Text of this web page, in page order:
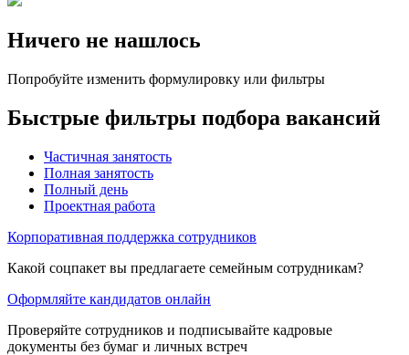
Ничего не нашлось
Попробуйте изменить формулировку или фильтры
Быстрые фильтры подбора вакансий
Частичная занятость
Полная занятость
Полный день
Проектная работа
Корпоративная поддержка сотрудников
Какой соцпакет вы предлагаете семейным сотрудникам?
Оформляйте кандидатов онлайн
Проверяйте сотрудников и подписывайте кадровые
документы без бумаг и личных встреч